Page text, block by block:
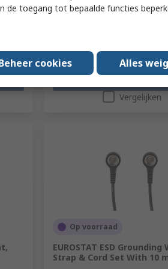
doos € 30,80(excl. BTW) €
Toevoegen
Vergelijken
Op voorraad
EUROSTAT ESD Grounding
Strap & Cord Set With 10
de toegang tot bepaalde functies
cookies Alles